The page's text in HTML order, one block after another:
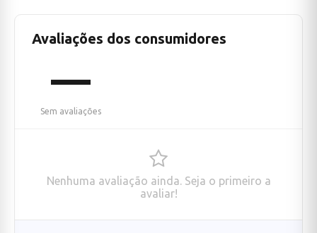
Avaliações dos consumidores
—
Sem avaliações
Nenhuma avaliação ainda. Seja o primeiro a
avaliar!